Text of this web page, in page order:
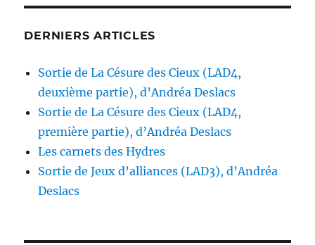
DERNIERS ARTICLES
Sortie de La Césure des Cieux (LAD4,
deuxième partie), d’Andréa Deslacs
Sortie de La Césure des Cieux (LAD4,
première partie), d’Andréa Deslacs
Les carnets des Hydres
Sortie de Jeux d’alliances (LAD3), d’Andréa
Deslacs